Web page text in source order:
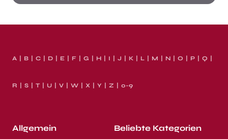
A B C D E F G H I J K L M N O P Q
R S T U V W X Y Z 0-9
Allgemein Beliebte Kategorien